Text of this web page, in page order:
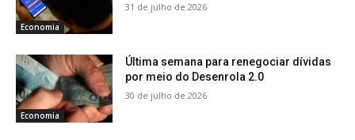
Economia
31 de julho de 2026
Economia
Última semana para renegociar dívidas
por meio do Desenrola 2.0
30 de julho de 2026